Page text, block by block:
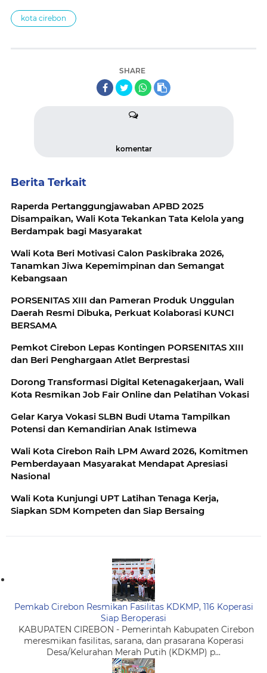
kota cirebon
SHARE
komentar
Berita Terkait
Raperda Pertanggungjawaban APBD 2025
Disampaikan, Wali Kota Tekankan Tata Kelola yang
Berdampak bagi Masyarakat
Wali Kota Beri Motivasi Calon Paskibraka 2026,
Tanamkan Jiwa Kepemimpinan dan Semangat
Kebangsaan
PORSENITAS XIII dan Pameran Produk Unggulan
Daerah Resmi Dibuka, Perkuat Kolaborasi KUNCI
BERSAMA
Pemkot Cirebon Lepas Kontingen PORSENITAS XIII
dan Beri Penghargaan Atlet Berprestasi
Dorong Transformasi Digital Ketenagakerjaan, Wali
Kota Resmikan Job Fair Online dan Pelatihan Vokasi
Gelar Karya Vokasi SLBN Budi Utama Tampilkan
Potensi dan Kemandirian Anak Istimewa
Wali Kota Cirebon Raih LPM Award 2026, Komitmen
Pemberdayaan Masyarakat Mendapat Apresiasi
Nasional
Wali Kota Kunjungi UPT Latihan Tenaga Kerja,
Siapkan SDM Kompeten dan Siap Bersaing
Pemkab Cirebon Resmikan Fasilitas KDKMP, 116 Koperasi
Siap Beroperasi
KABUPATEN CIREBON - Pemerintah Kabupaten Cirebon
meresmikan fasilitas, sarana, dan prasarana Koperasi
Desa/Kelurahan Merah Putih (KDKMP) p...